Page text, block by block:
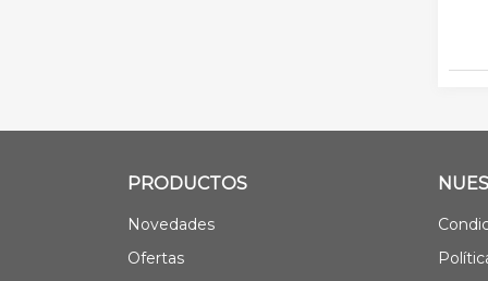
PRODUCTOS
Novedades
Ofertas